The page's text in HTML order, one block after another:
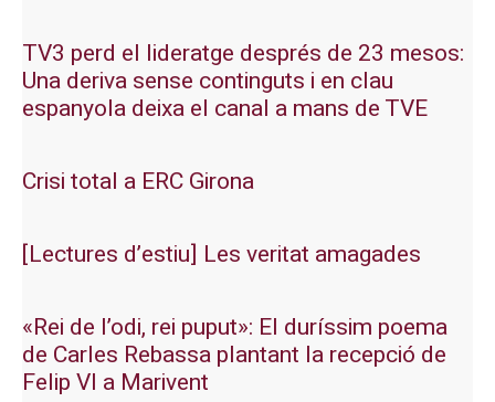
TV3 perd el lideratge després de 23 mesos:
Una deriva sense continguts i en clau
espanyola deixa el canal a mans de TVE
Crisi total a ERC Girona
[Lectures d’estiu] Les veritat amagades
«Rei de l’odi, rei puput»: El duríssim poema
de Carles Rebassa plantant la recepció de
Felip VI a Marivent